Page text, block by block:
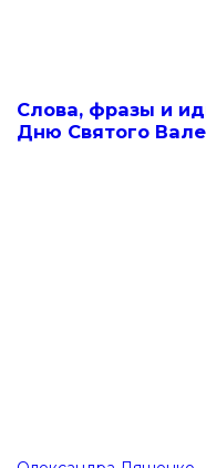
Слова, фразы и
Дню Святого